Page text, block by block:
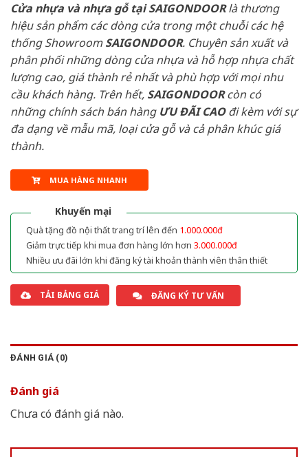
Cửa nhựa và nhựa gỗ tại SAIGONDOORlà thương
hiệu sản phẩm các dòng cửa trong một chuỗi các hệ
thống ShowroomSAIGONDOOR. Chuyên sản xuất và
phân phối những dòng cửa nhựa và hỗ hợp nhựa chất
lượng cao, giá thành rẻ nhất và phù hợp với mọi nhu
cầu khách hàng. Trên hết, SAIGONDOORcòn có
những chính sách bán hàng ƯU ĐÃI CAOđi kèm với sự
đa dạng về mẫu mã, loại cửa gỗ và cả phân khúc giá
thành.
MUA HÀNG NHANH
Khuyến mại
Quà tặng đồ nội thất trang trí lên đến 1.000.000đ
Giảm trực tiếp khi mua đơn hàng lớn hơn 3.000.000đ
Nhiều ưu đãi lớn khi đăng ký tài khoản thành viên thân thiết
TẢI BẢNG GIÁ ĐĂNG KÝ TƯ VẤN
ĐÁNH GIÁ (0)
Đánh giá
Chưa có đánh giá nào.